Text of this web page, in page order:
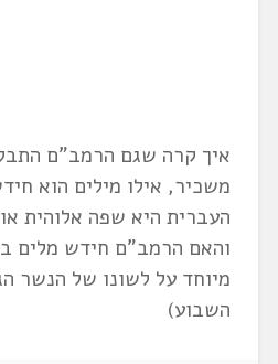
איך קרה שגם הרמב"ם
משכיר, אילו מילים הוא
העברית היא שפה אלוהית
והאם הרמב"ם חידש מלים
מיוחד על לשונו של הנשר
השבוע)